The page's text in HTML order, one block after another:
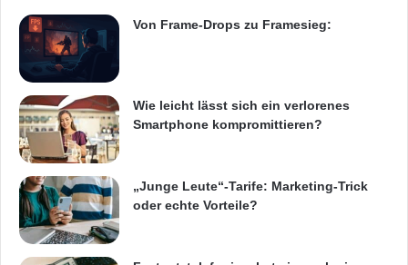
Von Frame-Drops zu Framesieg:
Wie leicht lässt sich ein verlorenes
Smartphone kompromittieren?
„Junge Leute“-Tarife: Marketing-Trick
oder echte Vorteile?